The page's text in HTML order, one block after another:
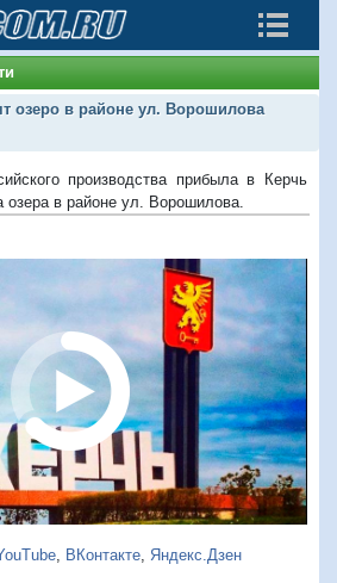
озеро в районе ул. Ворошилова
производства прибыла в Керчь
озера в районе ул. Ворошилова.
, ВКонтакте, Яндекс.Дзен